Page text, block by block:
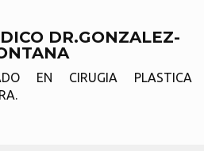
DR.GONZALEZ-
EN CIRUGIA PLASTICA